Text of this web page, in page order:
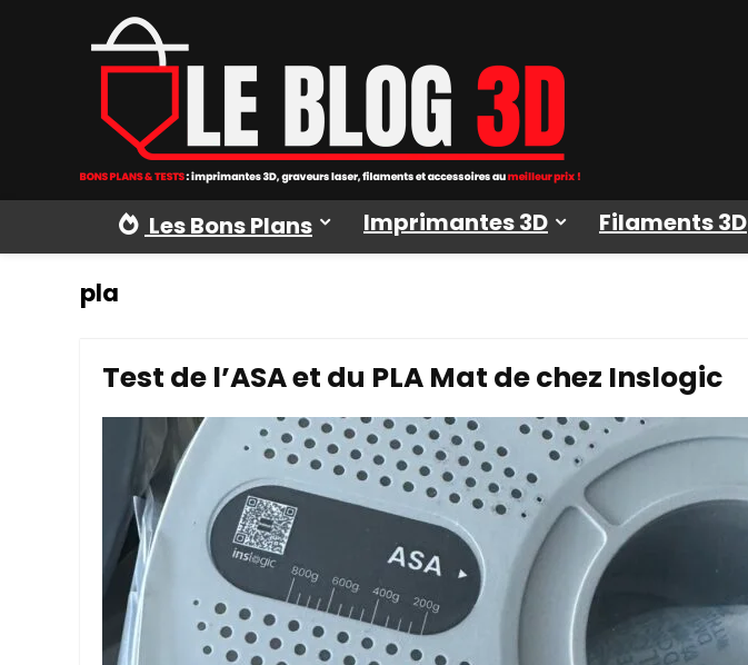
Les Bons Plans Imprimantes 3D Filaments 3D
pla
Test de l’ASA et du PLA Mat de chez Inslogic